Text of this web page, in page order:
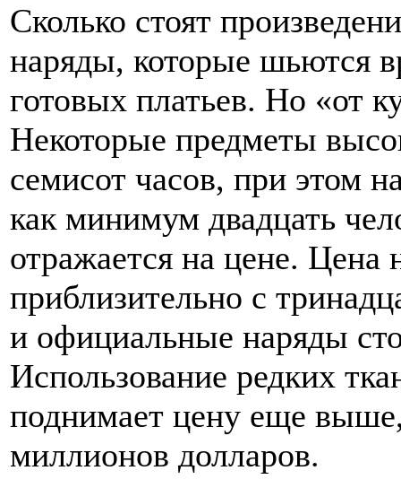
Сколько стоят
наряды, которые шьются
готовых платьев. Но «от
Некоторые предметы
семисот часов, при этом
как минимум двадцать
отражается на цене. Цена
приблизительно с
и официальные наряды
Использование редких
поднимает цену еще
миллионов долларов.